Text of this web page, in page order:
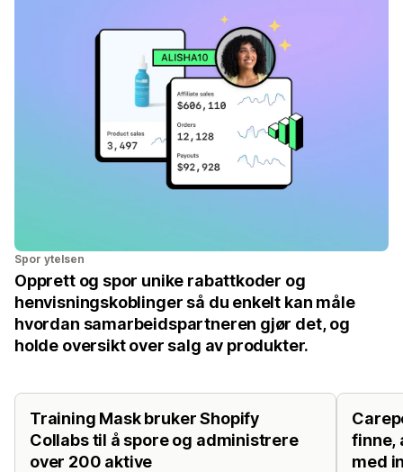
Spor ytelsen
Opprett og spor unike rabattkoder og
henvisningskoblinger så du enkelt kan måle
hvordan samarbeidspartneren gjør det, og
holde oversikt over salg av produkter.
Training Mask bruker Shopify
Collabs til å spore og administrere
over 200 aktive
finne,
med